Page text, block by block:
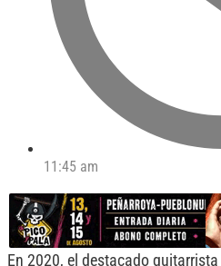
11:45 am
En 2020, el destacado guitarrista